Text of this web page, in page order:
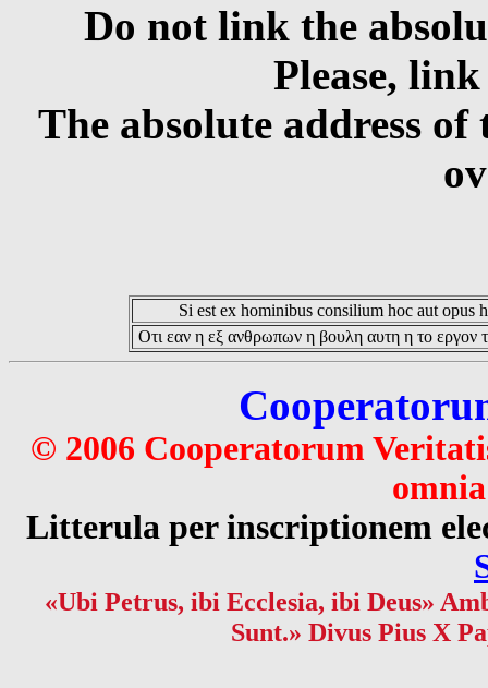
Do not link the
Please,
The absolute address
Si est ex hominibus consilium hoc aut opus
Οτι εαν η εξ ανθρωπων η βουλη αυτη η το εργον
© 2006 Cooperatorum
Litterula per inscriptionem
«Ubi Petrus, ibi Ecclesia, ibi Deus»
Sunt.» Divus Pius X